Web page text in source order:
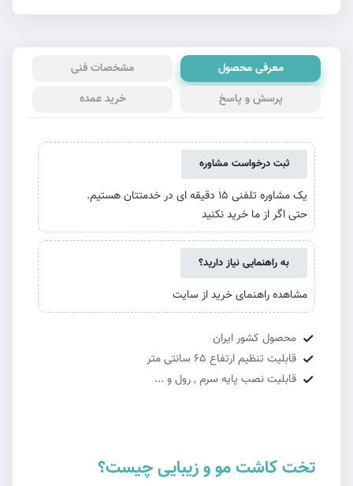
معرفی محصول
مشخصات فنی
پرسش و پاسخ
خرید عمده
ثبت درخواست مشاوره
یک مشاوره تلفنی 15 دقیقه ای در خدمتتان هستیم.
حتی اگر از ما خرید نکنید
به راهنمایی نیاز دارید؟
مشاهده راهنمای خرید از سایت
محصول کشور ایران
قابلیت تنظیم ارتفاع 65 سانتی متر
قابلیت نصب پایه سرم , رول و ...
تخت کاشت مو و زیبایی چیست؟